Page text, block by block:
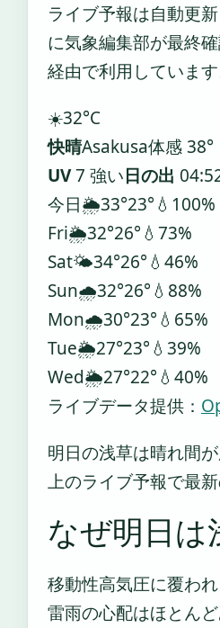
ライブ予報は自動更
に気象編集部が最終
経由で利用しています
☀️32°C
快晴Asakusa体感
UV7 強い日の出
今日🌦️33°23°💧100%
Fri🌦️32°26°💧73%
Sat🌤️34°26°💧46%
Sun🌧️32°26°💧88%
Mon🌧️30°23°💧65%
Tue🌦️27°23°💧39%
Wed🌦️27°22°💧40%
ライブデータ提供：
明日の浅草は晴れ間
上のライブ予報で最
なぜ明日は
移動性高気圧に覆わ
雷雨の心配はほとん